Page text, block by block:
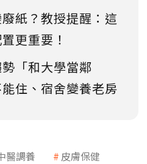
紙？教授提醒：這
更重要！
「和大學當鄰
住、宿舍變養老房
醫調養
皮膚保健